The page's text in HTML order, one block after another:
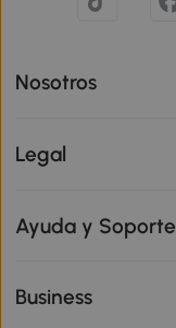
Nosotros
Legal
Ayuda y Soporte
Business